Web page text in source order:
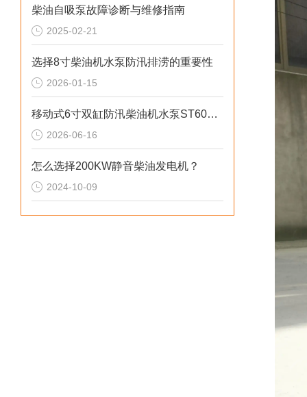
柴油自吸泵故障诊断与维修指南
2025-02-21
选择8寸柴油机水泵防汛排涝的重要性
2026-01-15
移动式6寸双缸防汛柴油机水泵ST60SD产品介绍
2026-06-16
怎么选择200KW静音柴油发电机？
2024-10-09